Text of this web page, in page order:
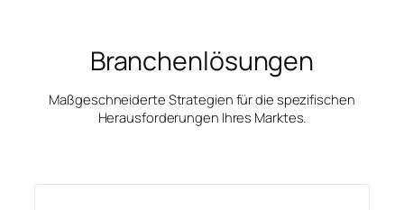
Branchenlösungen
Maßgeschneiderte Strategien für die spezifischen
Herausforderungen Ihres Marktes.